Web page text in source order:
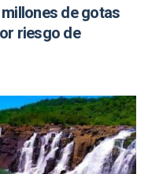
de gotas
riesgo de